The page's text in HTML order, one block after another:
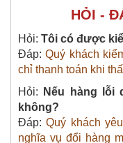
HỎI -
Hỏi: Tôi có được
Đáp:Quý khách
chỉ thanh toán khi
Hỏi: Nếu hàng lỗi
không?
Đáp:Quý khách
nghĩa vụ đổi hàng